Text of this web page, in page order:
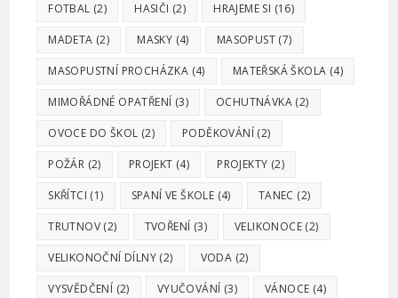
FOTBAL (2) HASIČI (2) HRAJEME SI (16)
MADETA (2) MASKY (4) MASOPUST (7)
MASOPUSTNÍ PROCHÁZKA (4) MATEŘSKÁ ŠKOLA (4)
MIMOŘÁDNÉ OPATŘENÍ (3) OCHUTNÁVKA (2)
OVOCE DO ŠKOL (2) PODĚKOVÁNÍ (2)
POŽÁR (2) PROJEKT (4) PROJEKTY (2)
SKŘÍTCI (1) SPANÍ VE ŠKOLE (4) TANEC (2)
TRUTNOV (2) TVOŘENÍ (3) VELIKONOCE (2)
VELIKONOČNÍ DÍLNY (2) VODA (2)
VYSVĚDČENÍ (2) VYUČOVÁNÍ (3) VÁNOCE (4)